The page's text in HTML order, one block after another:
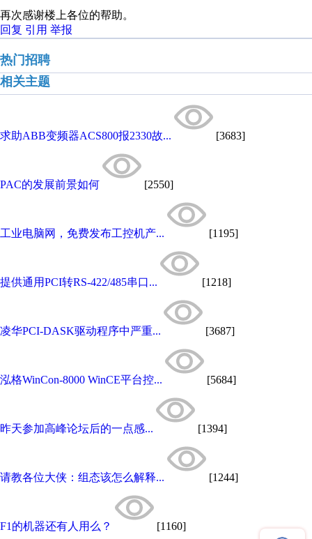
再次感谢楼上各位的帮助。
回复 引用 举报
热门招聘
相关主题
求助ABB变频器ACS800报2330故... [3683]
PAC的发展前景如何 [2550]
工业电脑网，免费发布工控机产... [1195]
提供通用PCI转RS-422/485串口... [1218]
凌华PCI-DASK驱动程序中严重... [3687]
泓格WinCon-8000 WinCE平台控... [5684]
昨天参加高峰论坛后的一点感... [1394]
请教各位大侠：组态该怎么解释... [1244]
F1的机器还有人用么？ [1160]